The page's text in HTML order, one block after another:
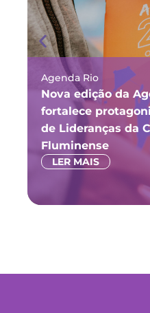
Agenda Rio
Nova edição da
fortalece
de Lideranças da
Fluminense
LER MAIS